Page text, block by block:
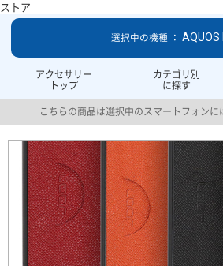
ストア
アクセサリー
トップ
カテゴリ別
に探す
選択中の機種 ： AQUOS
こちらの商品は選択中のスマートフォンに